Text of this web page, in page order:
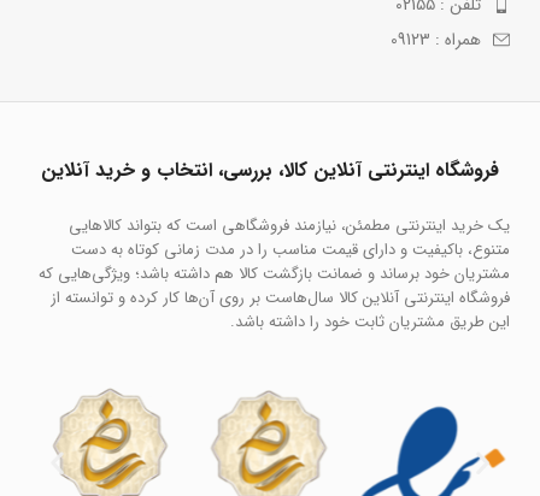
همراه : 09123
فروشگاه اینترنتی آنلاین کالا، بررسی، انتخاب و خرید آنلاین
یک خرید اینترنتی مطمئن، نیازمند فروشگاهی است که بتواند کالاهایی
متنوع، باکیفیت و دارای قیمت مناسب را در مدت زمانی کوتاه به دست
مشتریان خود برساند و ضمانت بازگشت کالا هم داشته باشد؛ ویژگی‌هایی که
فروشگاه اینترنتی آنلاین کالا سال‌هاست بر روی آن‌ها کار کرده و توانسته از
این طریق مشتریان ثابت خود را داشته باشد.